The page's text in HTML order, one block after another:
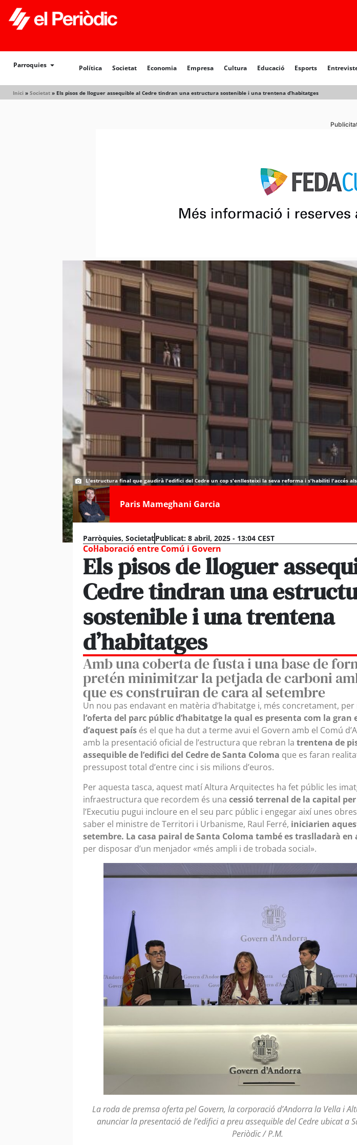
Parroquies Política Societat Economia Empresa Cultura Educació Esports
Inici » Societat » Els pisos de lloguer assequible al Cedre tindran una estructura sostenible i una trentena d’habitatges
L'estructura final que gaudirà l'edifici del Cedre un cop s'enllesteixi la seva reforma i s'habiliti l'accés
Paris Mameghani Garcia
Parròquies, SocietatPublicat: 8 abril, 2025 - 13:04 CEST
Col·laboració entre Comú i Govern
Els pisos de lloguer
Cedre tindran una
sostenible i una trentena
d’habitatges
Amb una coberta de fusta i una base de
pretén minimitzar la petjada de carboni
que es construiran de cara al setembre
Un nou pas endavant en matèria d’habitatge i, més concretament, per
l’oferta del parc públic d’habitatge la qual es presenta com la gran
d’aquest país és el que ha dut a terme avui el Govern amb el Comú
amb la presentació oficial de l’estructura que rebran la trentena de
assequible de l’edifici del Cedre de Santa Coloma que es faran
pressupost total d’entre cinc i sis milions d’euros.
Per aquesta tasca, aquest matí Altura Arquitectes ha fet públic les
infraestructura que recordem és una cessió terrenal de la capital
l’Executiu pugui incloure en el seu parc públic i engegar així unes
saber el ministre de Territori i Urbanisme, Raul Ferré, iniciarien
setembre. La casa pairal de Santa Coloma també es traslladarà en
per disposar d’un menjador «més ampli i de trobada social».
La roda de premsa oferta pel Govern, la corporació d’Andorra la Vella i
anunciar la presentació de l’edifici a preu assequible del Cedre ubicat a
Periòdic / P.M.